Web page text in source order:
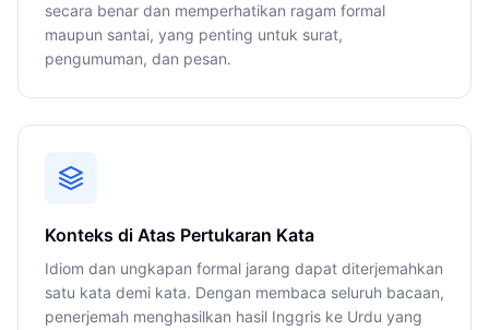
secara benar dan memperhatikan ragam formal
maupun santai, yang penting untuk surat,
pengumuman, dan pesan.
Konteks di Atas Pertukaran Kata
Idiom dan ungkapan formal jarang dapat diterjemahkan
satu kata demi kata. Dengan membaca seluruh bacaan,
penerjemah menghasilkan hasil Inggris ke Urdu yang